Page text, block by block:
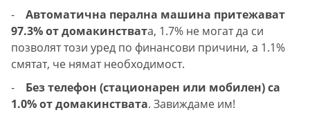
- Автоматична перална машина притежават
97.3% от домакинствата, 1.7% не могат да си
позволят този уред по финансови причини, а 1.1%
смятат, че нямат необходимост.
-
Без телефон (стационарен или мобилен) са
1.0% от домакинствата. Завиждаме им!